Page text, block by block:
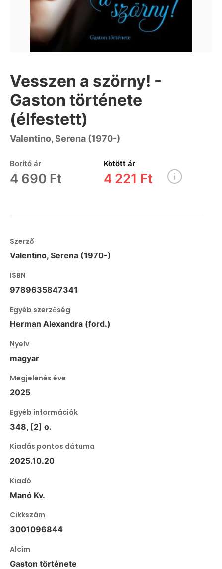
Vesszen a szörny! -
Gaston története
(élfestett)
Valentino, Serena (1970-)
Borító ár
4 690 Ft
Kötött ár
4 221 Ft
Szerző
Valentino, Serena (1970-)
ISBN
9789635847341
Egyéb szerzőség
Herman Alexandra (ford.)
Nyelv
magyar
Megjelenés éve
2025
Egyéb információk
348, [2] o.
Kiadás pontos dátuma
2025.10.20
Kiadó
Manó Kv.
Cikkszám
3001096844
Alcím
Gaston története